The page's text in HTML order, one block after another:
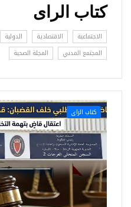
كتاب الراى
الاجتماعية الاقتصادية الدولية
المجتمع المدني
المجلة الصحية
كتاب الراى